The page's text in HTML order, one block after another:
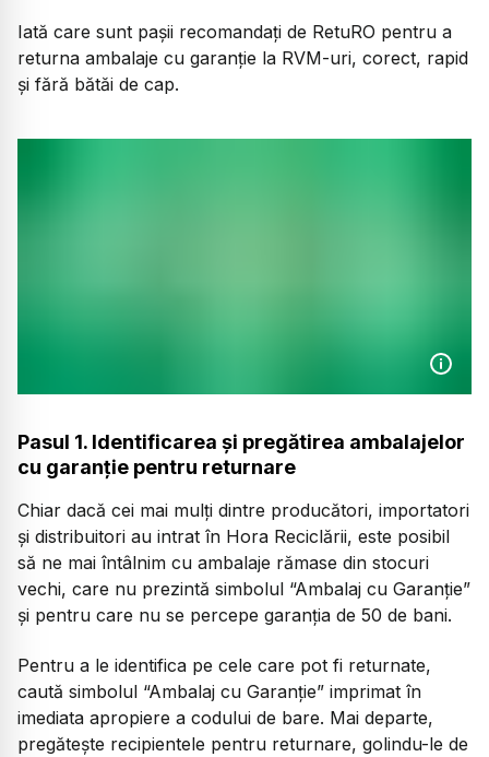
Iată care sunt pașii recomandați de RetuRO pentru a
returna ambalaje cu garanție la RVM-uri, corect, rapid
și fără bătăi de cap.
Pasul 1. Identificarea și pregătirea ambalajelor
cu garanție pentru returnare
Chiar dacă cei mai mulți dintre producători, importatori
și distribuitori au intrat în Hora Reciclării, este posibil
să ne mai întâlnim cu ambalaje rămase din stocuri
vechi, care nu prezintă simbolul “Ambalaj cu Garanție”
și pentru care nu se percepe garanția de 50 de bani.
Pentru a le identifica pe cele care pot fi returnate,
caută simbolul “Ambalaj cu Garanție” imprimat în
imediata apropiere a codului de bare. Mai departe,
pregătește recipientele pentru returnare, golindu-le de